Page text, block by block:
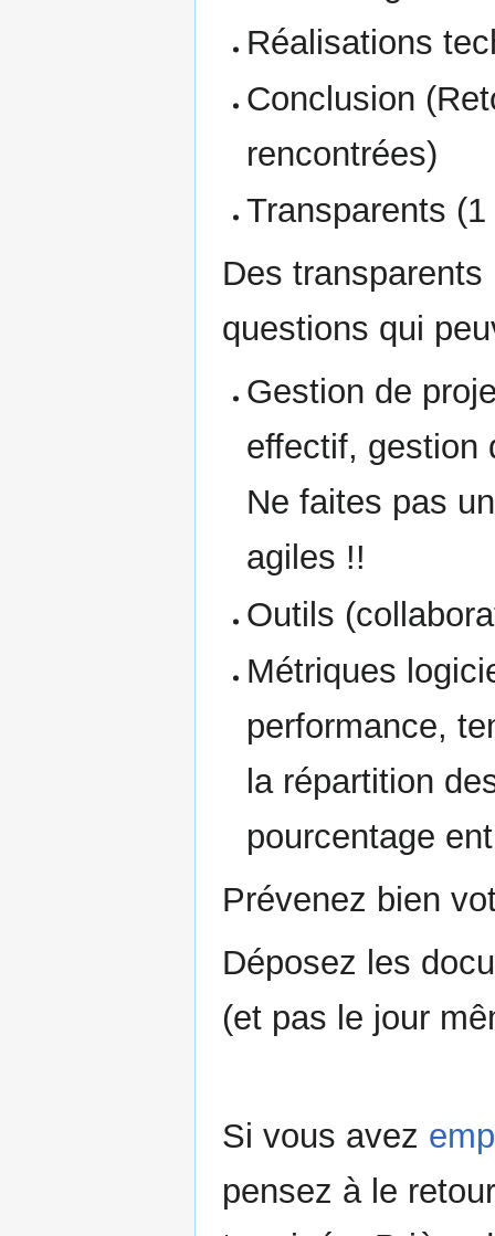
Réalisations
Conclusion
rencontrées)
Transparents
Des
questions qui
Gestion de
effectif, gestion
Ne faites pas
agiles !!
Outils
Métriques
performance,
la répartition
pourcentage
Prévenez bien
Déposez les
(et pas le jour
Si vous avez
pensez à le